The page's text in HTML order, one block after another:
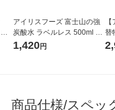
アイリスフーズ 富士山の強
炭酸水 ラベルレス 500ml 1
箱（24本入）
1,420円
替
し
商品仕様/スペッ